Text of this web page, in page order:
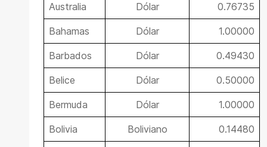
Australia Dólar 0.76735
Bahamas Dólar 1.00000
Barbados Dólar 0.49430
Belice Dólar 0.50000
Bermuda Dólar 1.00000
Bolivia Boliviano 0.14480